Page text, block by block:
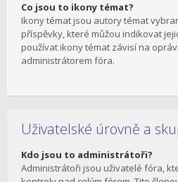
Co jsou to ikony témat?
Ikony témat jsou autory témat
příspěvky, které můžou indikovat
používat ikony témat závisí na
administrátorem fóra.
Uživatelské úrovně a
Kdo jsou to administrátoři?
Administrátoři jsou uživatelé fóra,